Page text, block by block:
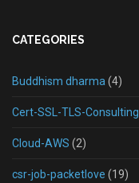
CATEGORIES
Buddhism dharma (4)
Cert-SSL-TLS-Consulting
Cloud-AWS (2)
csr-job-packetlove (19)